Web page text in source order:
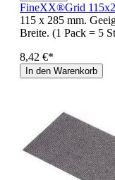
FineXX®Grid
115 x 285 mm.
Breite. (1 Pack = 5
8,42 €*
In den Warenkorb